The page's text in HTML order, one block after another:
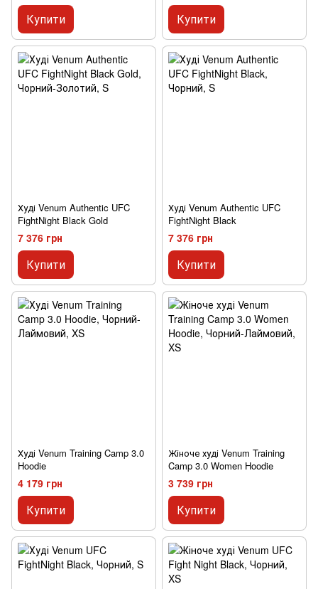
Купити Купити
Худі Venum Authentic UFC
FightNight Black Gold
7 376 грн
Купити
Худі Venum Authentic UFC
FightNight Black
7 376 грн
Купити
Худі Venum Training Camp 3.0
Hoodie
4 179 грн
Купити
Жіноче худі Venum Training
Camp 3.0 Women Hoodie
3 739 грн
Купити